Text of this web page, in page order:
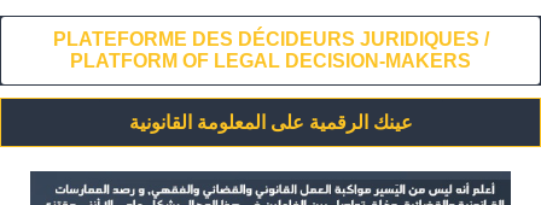
PLATEFORME DES DÉCIDEURS JURIDIQUES /
PLATFORM OF LEGAL DECISION-MAKERS
عينك الرقمية على المعلومة القانونية